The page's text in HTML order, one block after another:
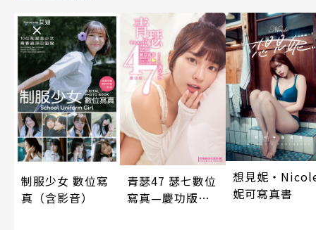
制服少女 數位寫
真（含影音）
青瑟47 瑟七數位
寫真—慶功版
想見妮
妮可寫真書